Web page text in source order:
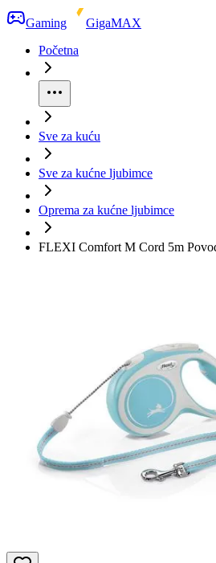
Gaming
GigaMAX
Početna
Sve za kuću
Sve za kućne ljubimce
Oprema za kućne ljubimce
FLEXI Comfort M Cord 5m